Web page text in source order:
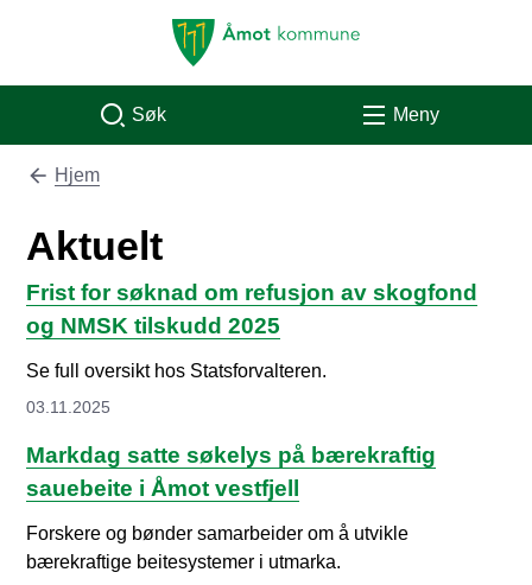
Åmot kommune
Søk Meny
Du er her:
Hjem
Aktuelt
Frist for søknad om refusjon av skogfond
og NMSK tilskudd 2025
Se full oversikt hos Statsforvalteren.
03.11.2025
Markdag satte søkelys på bærekraftig
sauebeite i Åmot vestfjell
Forskere og bønder samarbeider om å utvikle
bærekraftige beitesystemer i utmarka.